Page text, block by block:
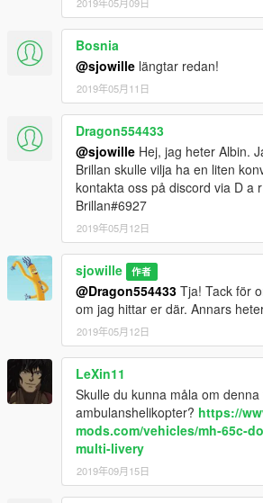
2019年05月09日
Bosnia
@sjowille längtar redan!
2019年05月11日
Dragon554433
@sjowille Hej, jag heter Albin.
Brillan skulle vilja ha en liten
kontakta oss på discord via D a
Brillan#6927
2019年05月12日
sjowille 作者
@Dragon554433 Tja! Tack för
om jag hittar er där. Annars
2019年05月12日
LeXin11
Skulle du kunna måla om denna
ambulanshelikopter? https://
mods.com/vehicles/mh-65c-
multi-livery
2019年09月15日